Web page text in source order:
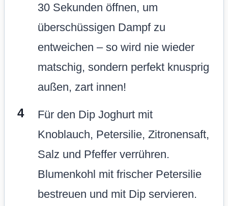
30 Sekunden öffnen, um
überschüssigen Dampf zu
entweichen – so wird nie wieder
matschig, sondern perfekt knusprig
außen, zart innen!
Für den Dip Joghurt mit
Knoblauch, Petersilie, Zitronensaft,
Salz und Pfeffer verrühren.
Blumenkohl mit frischer Petersilie
bestreuen und mit Dip servieren.